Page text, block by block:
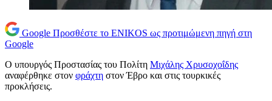
Google Προσθέστε το ENIKOS ως προτιμώμενη πηγή στη
Google
Ο υπουργός Προστασίας του Πολίτη Μιχάλης Χρυσοχοΐδης
αναφέρθηκε στον φράχτη στον Έβρο και στις τουρκικές
προκλήσεις.